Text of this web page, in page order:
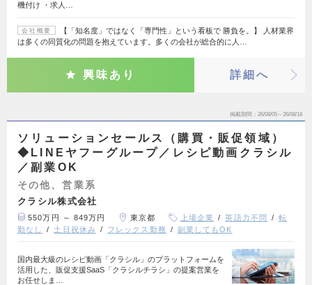
機付け ・求人…
会社概要
【「知名度」ではなく「専門性」という看板で 勝負を。】 人材業界
は多くの同質化の問題を抱えています。多くの会社が総合的に人…
興味あり 詳細へ
掲載期間 26/08/05～26/08/18
ソリューションセールス（購買・販促領域）
◆LINEヤフーグループ／レシピ動画クラシル
／副業OK
その他、営業系
クラシル株式会社
550万円 ～ 849万円 東京都 上場企業 英語力不問
転
勤なし
土日祝休み フレックス勤務 副業してもOK
国内最大級のレシピ動画「クラシル」のプラットフォームを
活用した、販促支援SaaS「クラシルチラシ」の提案営業を
お任せしま…